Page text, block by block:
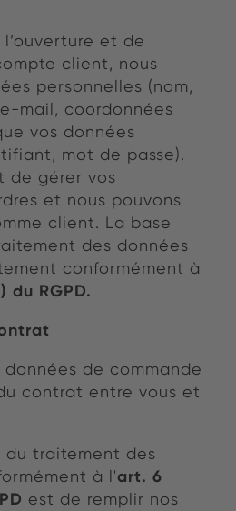
et de
client, nous
personnelles (nom,
mail, coordonnées
vos données
mot de passe).
de gérer vos
et nous pouvons
client. La base
des données
conformément à
du RGPD.
de commande
contrat entre vous et
du traitement des
à l'art. 6
est de remplir nos